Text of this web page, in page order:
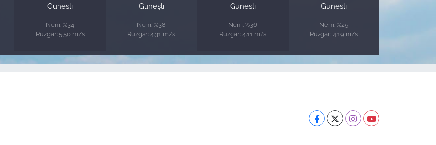
Güneşli
Nem: %34
Rüzgar: 5.50 m/s
Güneşli
Nem: %38
Rüzgar: 4.31 m/s
Güneşli
Nem: %36
Rüzgar: 4.11 m/s
Güneşli
Nem: %29
Rüzgar: 4.19 m/s